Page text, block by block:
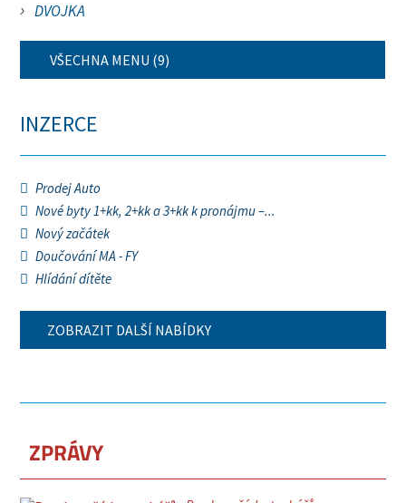
DVOJKA
VŠECHNA MENU (9)
INZERCE
Prodej Auto
Nové byty 1+kk, 2+kk a 3+kk k pronájmu –...
Nový začátek
Doučování MA - FY
Hlídání dítěte
ZOBRAZIT DALŠÍ NABÍDKY
ZPRÁVY